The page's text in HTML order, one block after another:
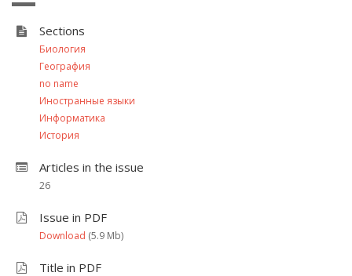
Sections
Биология
География
no name
Иностранные языки
Информатика
История
Articles in the issue
26
Issue in PDF
Download (5.9 Мb)
Title in PDF